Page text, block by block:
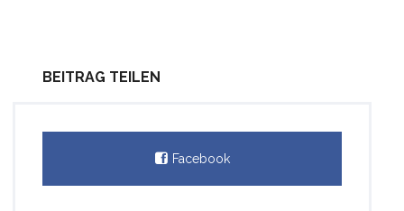
BEITRAG TEILEN
Facebook